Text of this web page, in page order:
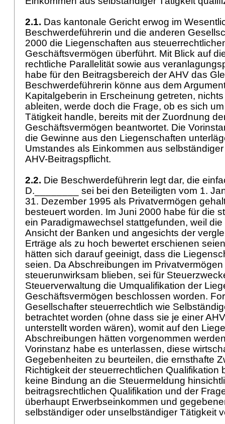
2.1. Das kantonale Gericht erwog im
Beschwerdeführerin und die anderen
2000 die Liegenschaften aus
Geschäftsvermögen überführt. Mit Blick auf
rechtliche Parallelität sowie aus
habe für den Beitragsbereich der AHV das
Beschwerdeführerin könne aus dem
Kapitalgeberin in Erscheinung getreten,
ableiten, werde doch die Frage, ob es sich
Tätigkeit handle, bereits mit der Zuordnung
Geschäftsvermögen beantwortet. Die
die Gewinne aus den Liegenschaften
Umstandes als Einkommen aus
AHV-Beitragspflicht.
2.2. Die Beschwerdeführerin legt dar, die
D.________ sei bei den Beteiligten vom 1.
31. Dezember 1995 als Privatvermögen
besteuert worden. Im Juni 2000 habe für die
ein Paradigmawechsel stattgefunden, weil
Ansicht der Banken und angesichts der
Erträge als zu hoch bewertet erschienen
hätten sich darauf geeinigt, dass die
seien. Da Abschreibungen im
steuerunwirksam blieben, sei für
Steuerverwaltung die Umqualifikation der
Geschäftsvermögen beschlossen worden.
Gesellschafter steuerrechtlich wie
betrachtet worden (ohne dass sie je einer
unterstellt worden wären), womit auf den
Abschreibungen hätten vorgenommen
Vorinstanz habe es unterlassen, diese
Gegebenheiten zu beurteilen, die ernsthafte
Richtigkeit der steuerrechtlichen Qualifikation
keine Bindung an die Steuermeldung
beitragsrechtlichen Qualifikation und der
überhaupt Erwerbseinkommen und
selbständiger oder unselbständiger Tätigkeit